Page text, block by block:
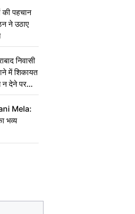
की पहचान
ने उठाए
निवासी
में शिकायत
न देने पर
Mela:
भव्य